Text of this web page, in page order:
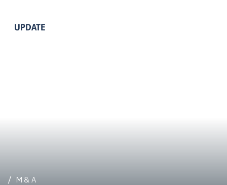
UPDATE
/ M&A